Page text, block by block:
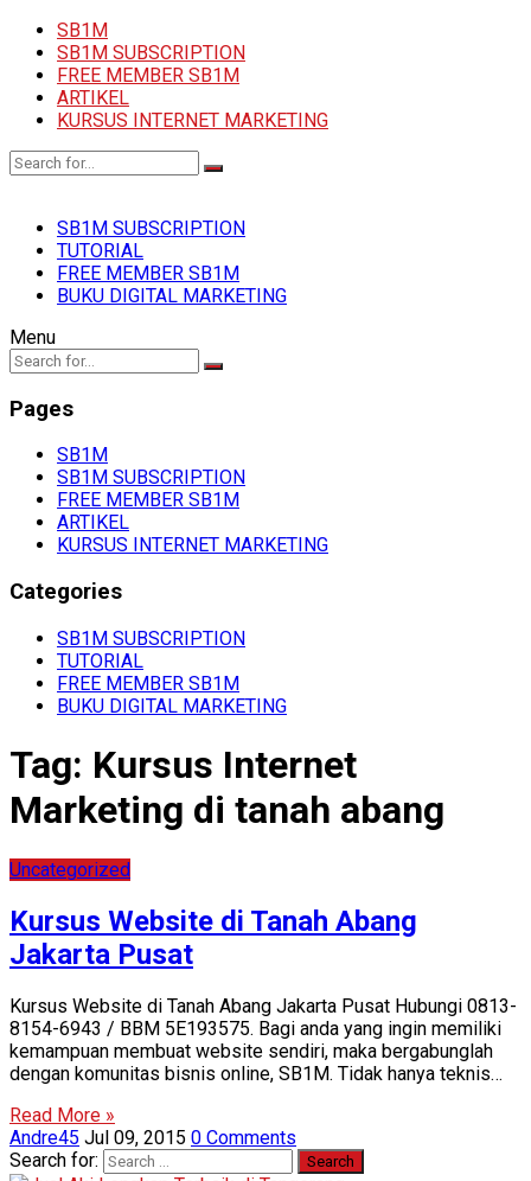
SB1M
SB1M SUBSCRIPTION
FREE MEMBER SB1M
ARTIKEL
KURSUS INTERNET MARKETING
SB1M SUBSCRIPTION
TUTORIAL
FREE MEMBER SB1M
BUKU DIGITAL MARKETING
Menu
Pages
SB1M
SB1M SUBSCRIPTION
FREE MEMBER SB1M
ARTIKEL
KURSUS INTERNET MARKETING
Categories
SB1M SUBSCRIPTION
TUTORIAL
FREE MEMBER SB1M
BUKU DIGITAL MARKETING
Tag: Kursus Internet
Marketing di tanah abang
Uncategorized
Kursus Website di Tanah Abang
Jakarta Pusat
Kursus Website di Tanah Abang Jakarta Pusat Hubungi 0813-
8154-6943 / BBM 5E193575. Bagi anda yang ingin memiliki
kemampuan membuat website sendiri, maka bergabunglah
dengan komunitas bisnis online, SB1M. Tidak hanya teknis…
Read More »
Andre45 Jul 09, 2015 0 Comments
Search for: